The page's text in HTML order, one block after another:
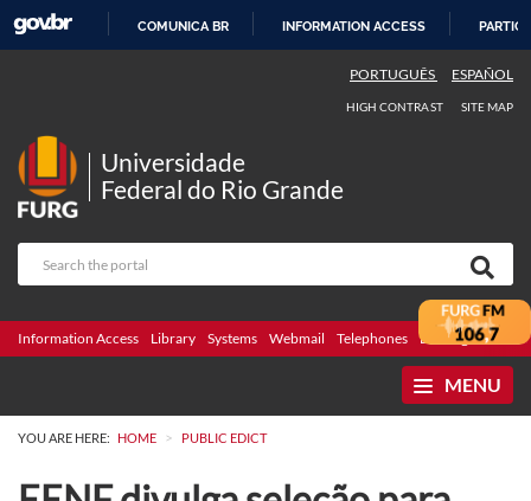
COMUNICA BR INFORMATION ACCESS
PORTUGUÊS ESPAÑOL
HIGH CONTRAST SITE MAP
Universidade
Federal do Rio Grande
Information Access Library Systems Webmail Telephones Bidding
MENU
YOU ARE HERE: HOME > PUBLIC EDICT